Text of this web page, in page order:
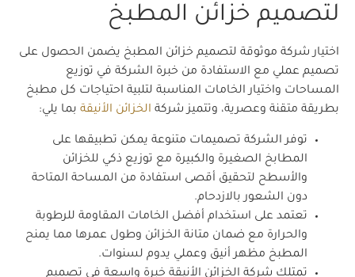
لتصميم خزائن المطبخ
اختيار شركة موثوقة لتصميم خزائن المطبخ يضمن الحصول على
تصميم عملي مع الاستفادة من خبرة الشركة في توزيع
المساحات واختيار الخامات المناسبة لتلبية احتياجات كل مطبخ
بطريقة متقنة وعصرية، وتتميز شركة الخزائن الأنيقة بما يلي:
توفر الشركة تصميمات متنوعة يمكن تطبيقها على
المطابخ الصغيرة والكبيرة مع توزيع ذكي للخزائن
والأسطح لتحقيق أقصى استفادة من المساحة المتاحة
دون الشعور بالازدحام.
تعتمد على استخدام أفضل الخامات المقاومة للرطوبة
والحرارة مع ضمان متانة الخزائن وطول عمرها مما يمنح
المطبخ مظهر أنيق وعملي يدوم لسنوات.
تمتلك شركة الخزائن الأنيقة خبرة واسعة في تصميم